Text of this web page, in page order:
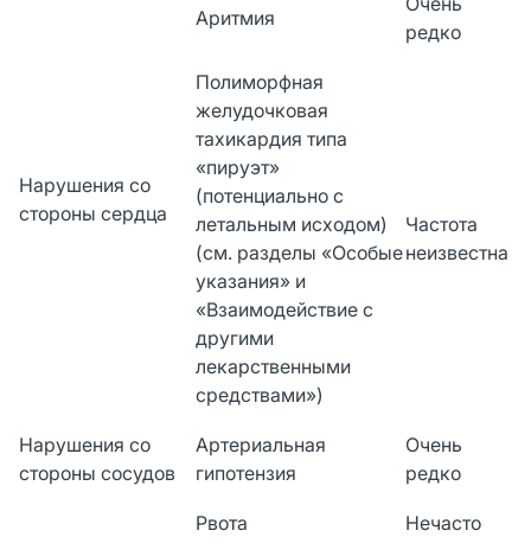
Нарушения со
стороны сердца
Аритмия
редко
Полиморфная
желудочковая
тахикардия типа
«пируэт»
(потенциально с
летальным исходом)
(см. разделы «Особые
указания» и
«Взаимодействие с
другими
лекарственными
средствами»)
Частота
неизвестна
Нарушения со
стороны сосудов
Артериальная
гипотензия
Очень
редко
Рвота Нечасто